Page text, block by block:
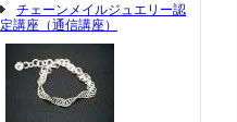
チェーンメイルジュエリー認
定講座（通信講座）